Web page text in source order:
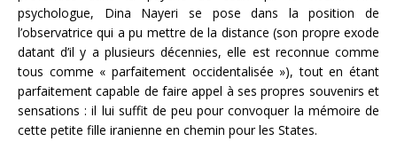
psychologue, Dina Nayeri se pose dans la position de
l’observatrice qui a pu mettre de la distance (son propre exode
datant d’il y a plusieurs décennies, elle est reconnue comme
tous comme « parfaitement occidentalisée »), tout en étant
parfaitement capable de faire appel à ses propres souvenirs et
sensations : il lui suffit de peu pour convoquer la mémoire de
cette petite fille iranienne en chemin pour les States.